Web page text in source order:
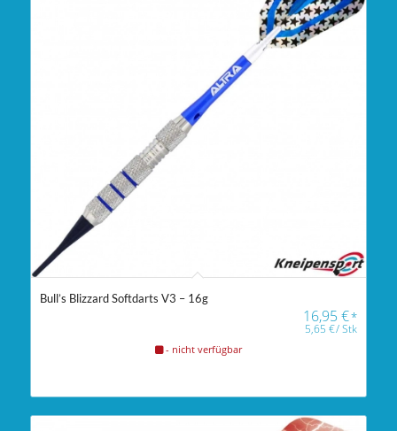
Bull’s Blizzard Softdarts V3 – 16g
16,95€*
5,65€/Stk
- nicht verfügbar